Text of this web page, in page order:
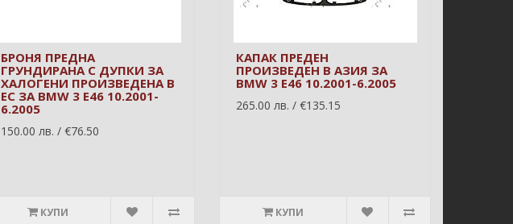
БРОНЯ ПРЕДНА
ГРУНДИРАНА С ДУПКИ ЗА
ХАЛОГЕНИ ПРОИЗВЕДЕНА В
ЕС ЗА BMW 3 E46 10.2001-
6.2005
150.00 лв. / €76.50
КУПИ
КАПАК ПРЕДЕН
ПРОИЗВЕДЕН В АЗИЯ ЗА
BMW 3 E46 10.2001-6.2005
265.00 лв. / €135.15
КУПИ